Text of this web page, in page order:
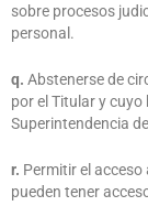
sobre procesos
personal.
q. Abstenerse de
por el Titular y
Superintendencia
r. Permitir el
pueden tener